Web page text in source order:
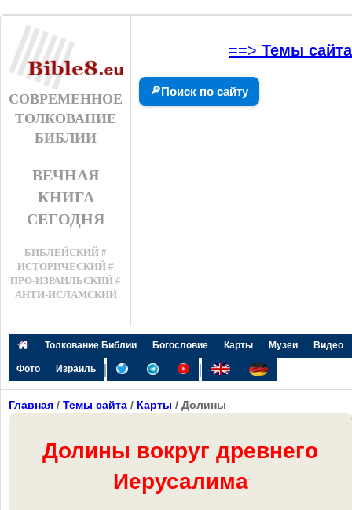
СОВРЕМЕННОЕ
ТОЛКОВАНИЕ
БИБЛИИ
ВЕЧНАЯ
КНИГА
СЕГОДНЯ
БИБЛЕЙСКИЙ #
ИСТОРИЧЕСКИЙ #
ПРО-ИЗРАИЛЬСКИЙ #
АНТИ-ИСЛАМСКИЙ
==> Темы сайта
🔎Поиск по сайту
Толкование Библии Богословие Карты Музеи Видео
Фото Израиль | |
Главная / Темы сайта / Карты / Долины
Долины вокруг древнего
Иерусалима